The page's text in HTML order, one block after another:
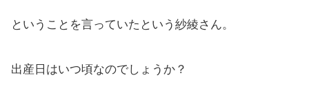
ということを言っていたという紗綾さん。
出産日はいつ頃なのでしょうか？